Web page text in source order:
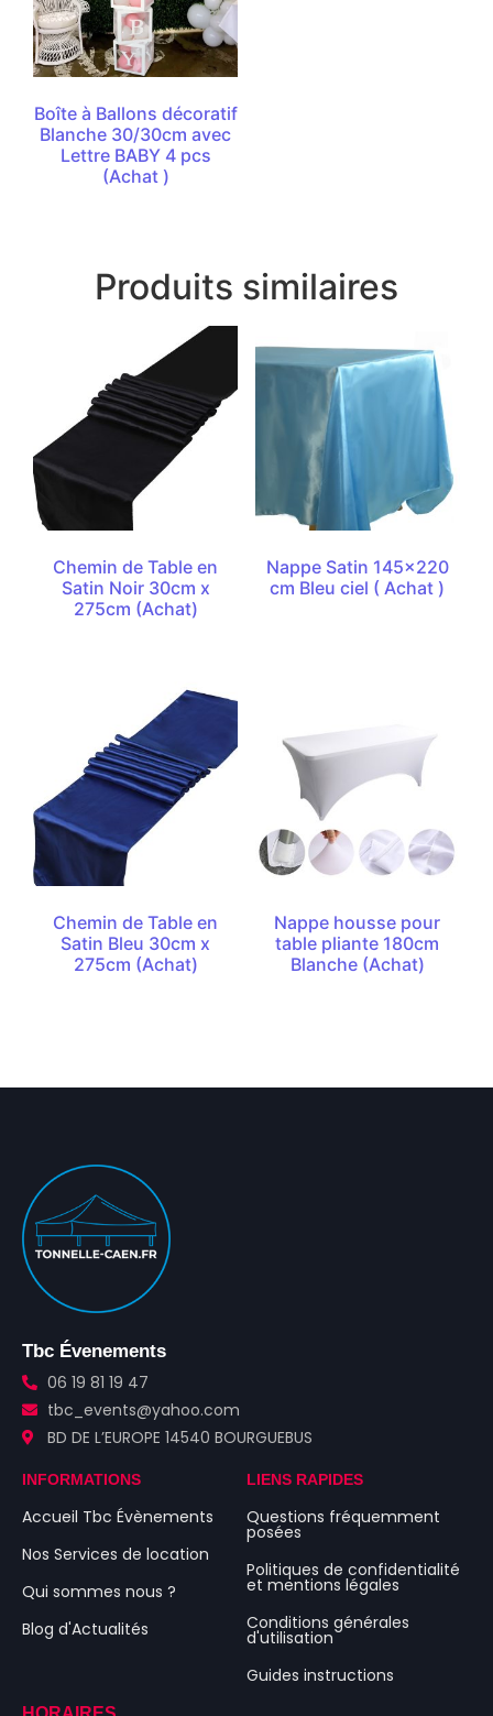
Boîte à Ballons décoratif
Blanche 30/30cm avec
Lettre BABY 4 pcs
(Achat )
Produits similaires
Chemin de Table en
Satin Noir 30cm x
275cm (Achat)
Nappe Satin 145×220
cm Bleu ciel ( Achat )
Chemin de Table en
Satin Bleu 30cm x
275cm (Achat)
Nappe housse pour
table pliante 180cm
Blanche (Achat)
Tbc Évenements
06 19 81 19 47
tbc_events@yahoo.com
BD DE L’EUROPE 14540 BOURGUEBUS
INFORMATIONS
Accueil Tbc Évènements
Nos Services de location
Qui sommes nous ?
Blog d'Actualités
LIENS RAPIDES
Questions fréquemment
posées
Politiques de confidentialité
et mentions légales
Conditions générales
d'utilisation
Guides instructions